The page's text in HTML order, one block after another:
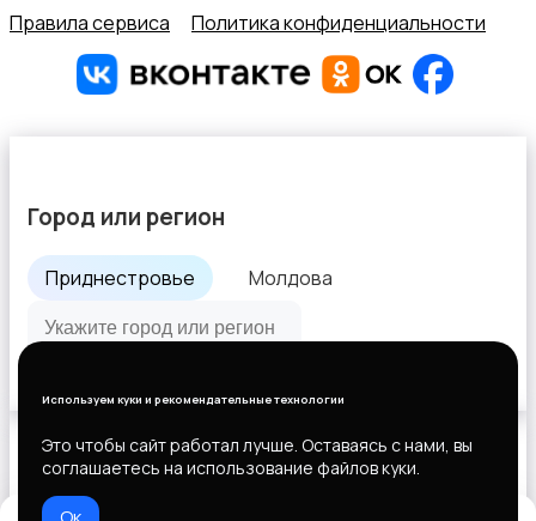
Правила сервиса
Политика конфиденциальности
Используем куки и рекомендательные технологии
Это чтобы сайт работал лучше. Оставаясь с нами, вы
соглашаетесь на использование файлов куки.
Город или регион
Приднестровье Молдова
Выберите способ оплаты